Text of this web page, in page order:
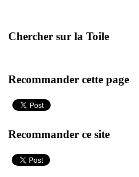
Chercher sur la Toile
Recommander cette page
Recommander ce site